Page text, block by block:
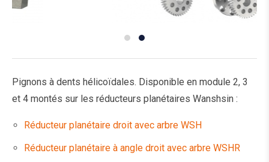
Pignons à dents hélicoïdales. Disponible en module 2, 3
et 4 montés sur les réducteurs planétaires Wanshsin :
Réducteur planétaire droit avec arbre WSH
Réducteur planétaire à angle droit avec arbre WSHR